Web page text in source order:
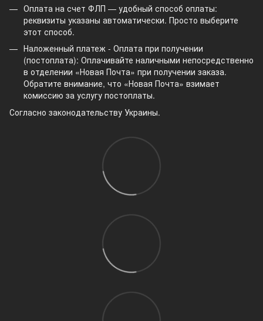
Оплата на счет ФЛП — удобный способ оплаты:
реквизиты указаны автоматически. Просто выберите
этот способ.
Наложенный платеж - Оплата при получении
(постоплата): Оплачивайте наличными непосредственно
в отделении «Новая Почта» при получении заказа.
Обратите внимание, что «Новая Почта» взимает
комиссию за услугу постоплаты.
Согласно законодательству Украины.